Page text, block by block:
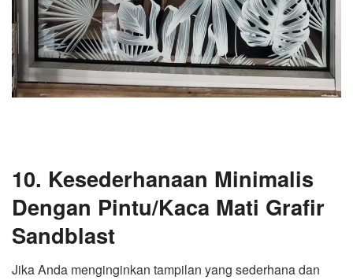
10. Kesederhanaan Minimalis
Dengan Pintu/Kaca Mati Grafir
Sandblast
Jika Anda menginginkan tampilan yang sederhana dan